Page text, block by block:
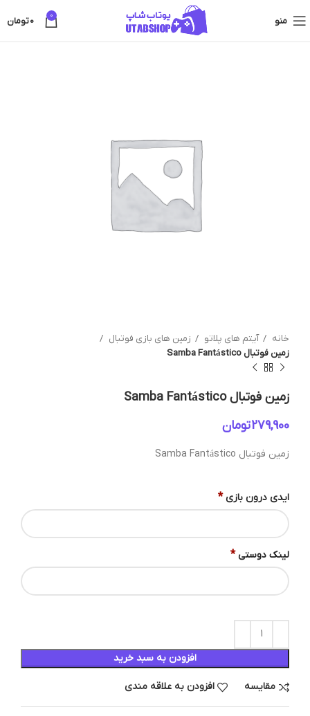
منو 0
0تومان
خانه آیتم های پلاتو
زمین های بازی فوتبال
زمین فوتبال Samba Fantástico
زمین فوتبال Samba Fantástico
تومان
زمین فوتبال Samba Fantástico
ایدی درون بازی *
لینک دوستی *
افزودن به سبد خرید
مقایسه افزودن به علاقه مندی